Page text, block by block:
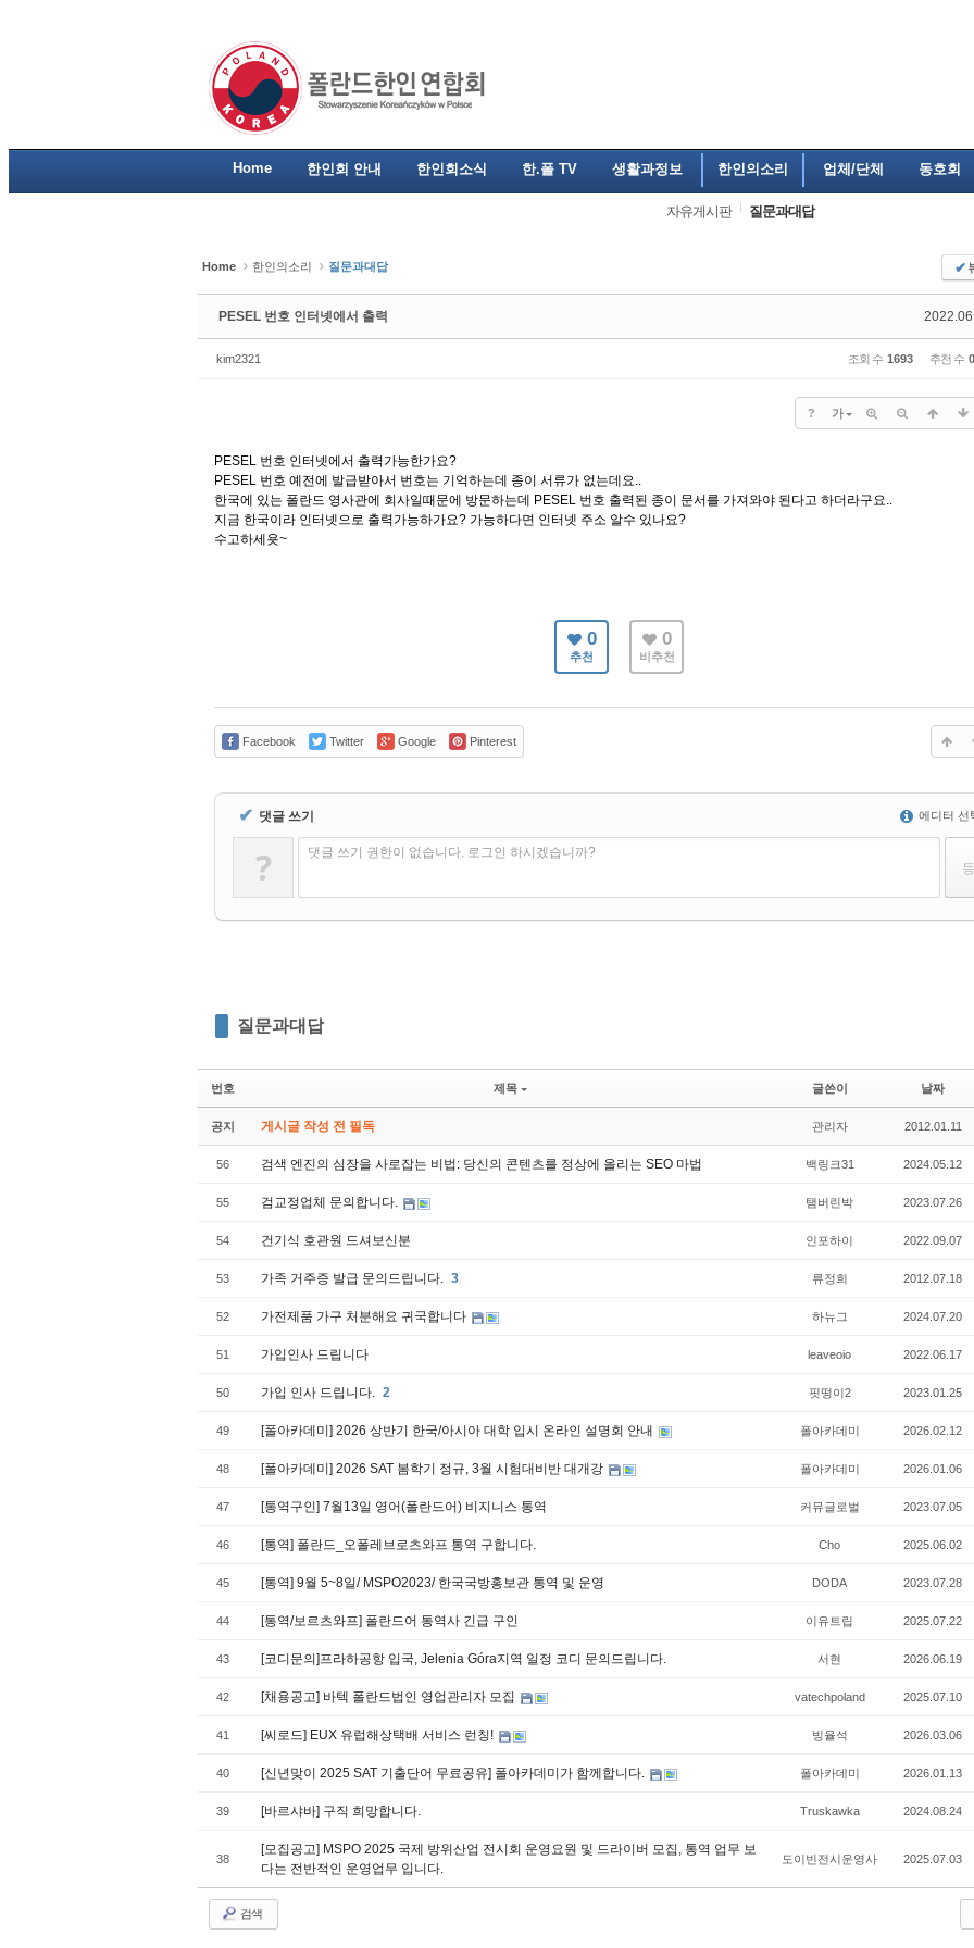
Home 한인회 안내 한인회소식 한.폴 TV 생활과정보 한인의소리 업체/단체 동호회
자유게시판 질문과대답
Home 한인의소리 질문과대답 ✔
PESEL 번호 인터넷에서 출력
kim2321 조회 수 1693 추천 수 0
? 가
PESEL 번호 인터넷에서 출력가능한가요?
PESEL 번호 예전에 발급받아서 번호는 기억하는데 종이 서류가 없는데요..
한국에 있는 폴란드 영사관에 회사일때문에 방문하는데 PESEL 번호 출력된 종이 문서를 가져와야 된다고 하더라구요..
지금 한국이라 인터넷으로 출력가능하가요? 가능하다면 인터넷 주소 알수 있나요?
수고하세욧~
0
추천
0
비추천
Facebook Twitter Google Pinterest
✔ 댓글 쓰기 에디터 선
? 댓글 쓰기 권한이 없습니다. 로그인 하시겠습니까?
질문과대답
번호 제목 글쓴이 날짜
공지 게시글 작성 전 필독 관리자 2012.01.11
56 검색 엔진의 심장을 사로잡는 비법: 당신의 콘텐츠를 정상에 올리는 SEO 마법 백링크31 2024.05.12
55 검교정업체 문의합니다. 탬버린박 2023.07.26
54 건기식 호관원 드셔보신분 인포하이 2022.09.07
53 가족 거주증 발급 문의드립니다. 3 류정희 2012.07.18
52 가전제품 가구 처분해요 귀국합니다 하뉴그 2024.07.20
51 가입인사 드립니다 leaveoio 2022.06.17
50 가입 인사 드립니다. 2 핏떵이2 2023.01.25
49 [폴아카데미] 2026 상반기 한국/아시아 대학 입시 온라인 설명회 안내 폴아카데미 2026.02.12
48 [폴아카데미] 2026 SAT 봄학기 정규, 3월 시험대비반 대개강 폴아카데미 2026.01.06
47 [통역구인] 7월13일 영어(폴란드어) 비지니스 통역 커뮤글로벌 2023.07.05
46 [통역] 폴란드_오폴레브로츠와프 통역 구합니다. Cho 2025.06.02
45 [통역] 9월 5~8일/ MSPO2023/ 한국국방홍보관 통역 및 운영 DODA 2023.07.28
44 [통역/보르츠와프] 폴란드어 통역사 긴급 구인 이유트립 2025.07.22
43 [코디문의]프라하공항 입국, Jelenia Góra지역 일정 코디 문의드립니다. 서현 2026.06.19
42 [채용공고] 바텍 폴란드법인 영업관리자 모집 vatechpoland 2025.07.10
41 [씨로드] EUX 유럽해상택배 서비스 런칭! 빙율석 2026.03.06
40 [신년맞이 2025 SAT 기출단어 무료공유] 폴아카데미가 함께합니다. 폴아카데미 2026.01.13
39 [바르샤바] 구직 희망합니다. Truskawka 2024.08.24
38
[모집공고] MSPO 2025 국제 방위산업 전시회 운영요원 및 드라이버 모집, 통역 업무 보
다는 전반적인 운영업무 입니다.
도이빈전시운영사 2025.07.03
검색